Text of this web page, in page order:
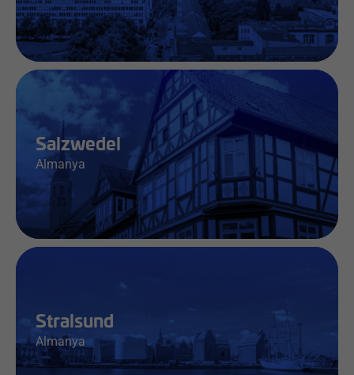
İş & Bilgi
Salzwedel
Almanya
Stralsund
Almanya